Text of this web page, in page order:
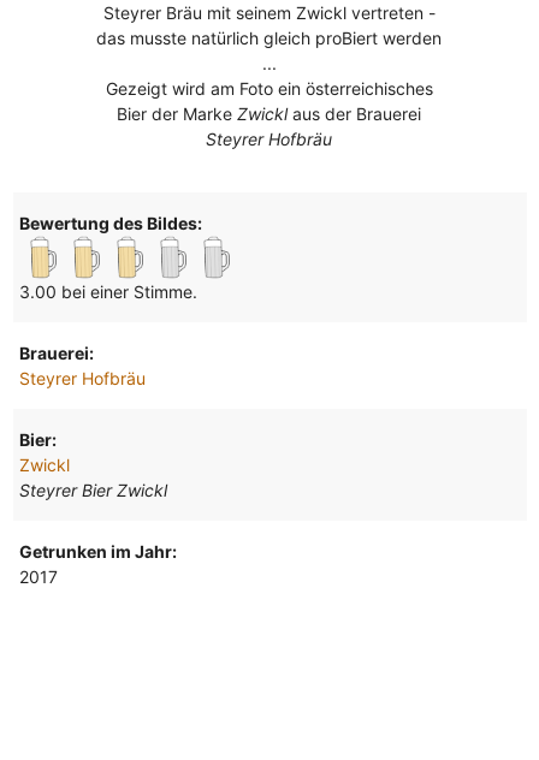
Steyrer Bräu mit seinem Zwickl vertreten -
das musste natürlich gleich proBiert werden
...
Gezeigt wird am Foto ein österreichisches
Bier der MarkeZwicklaus der Brauerei
Steyrer Hofbräu
Bewertung des Bildes:
3.00 bei einer Stimme.
Brauerei:
Steyrer Hofbräu
Bier:
Zwickl
Steyrer Bier Zwickl
Getrunken im Jahr:
2017